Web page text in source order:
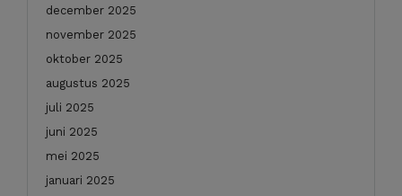
december 2025
november 2025
oktober 2025
augustus 2025
juli 2025
juni 2025
mei 2025
januari 2025